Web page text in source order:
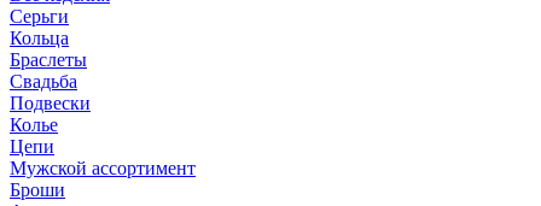
Серьги
Кольца
Браслеты
Свадьба
Подвески
Колье
Цепи
Мужской ассортимент
Броши